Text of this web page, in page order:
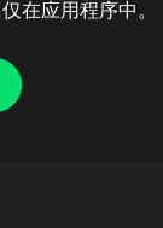
在应用程序中。